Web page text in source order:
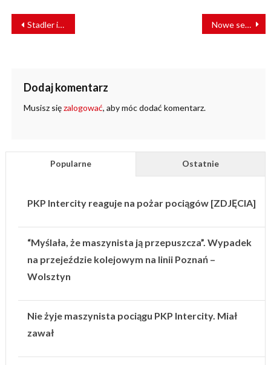
NAWIGACJA
WPISU
Stadler i Critical Software tworzą Stadler Digital Labs – nowe centrum oprogramowania dla kolei Nowe serce zasilania LK 202 w Luzinie
Dodaj komentarz
Musisz sięzalogować, aby móc dodać komentarz.
Popularne Ostatnie
PKP Intercity reaguje na pożar pociągów [ZDJĘCIA]
“Myślała, że maszynista ją przepuszcza”. Wypadek
na przejeździe kolejowym na linii Poznań –
Wolsztyn
Nie żyje maszynista pociągu PKP Intercity. Miał
zawał